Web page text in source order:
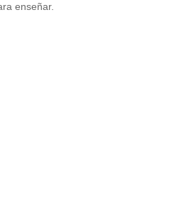
enseñar.